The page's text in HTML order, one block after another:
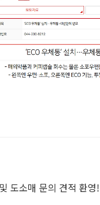
도소매 문의 견적 환영!